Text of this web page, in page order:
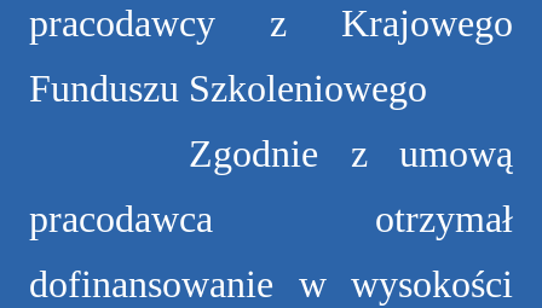
pracodawcy z Krajowego
Funduszu Szkoleniowego
Zgodnie z umową
pracodawca otrzymał
dofinansowanie w wysokości